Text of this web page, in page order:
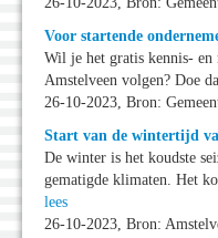
Voor startende
Wil je het gratis kennis- en
Amstelveen volgen? Doe
26-10-2023, Bron:
Start van de wintertijd
De winter is het koudste
gematigde klimaten. Het
lees
26-10-2023, Bron: